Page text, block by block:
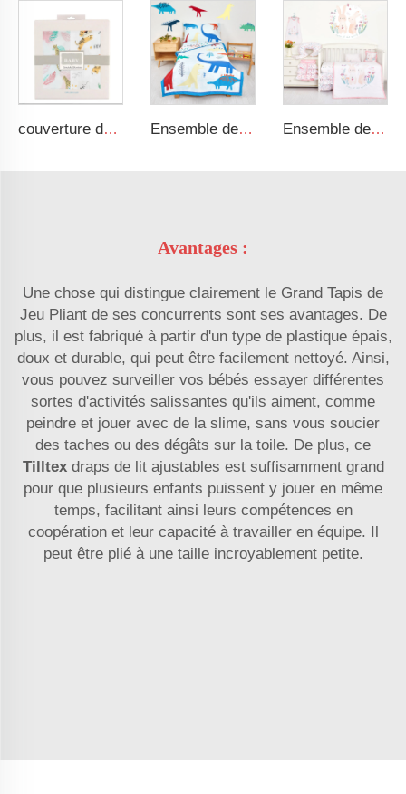
couverture de sécurité en coton 100 % douce et respirante, couverture en museline pour emmailloter bébé Ensemble de literie pour enfant avec motif dinosaure pour bébé garçon Ensemble de literie pour bébé de luxe à thème de lapin cartoon, ensemble de literie pour nouveau-né fille
Avantages :
Une chose qui distingue clairement le Grand Tapis de
Jeu Pliant de ses concurrents sont ses avantages. De
plus, il est fabriqué à partir d'un type de plastique épais,
doux et durable, qui peut être facilement nettoyé. Ainsi,
vous pouvez surveiller vos bébés essayer différentes
sortes d'activités salissantes qu'ils aiment, comme
peindre et jouer avec de la slime, sans vous soucier
des taches ou des dégâts sur la toile. De plus, ce
Tilltex draps de lit ajustables est suffisamment grand
pour que plusieurs enfants puissent y jouer en même
temps, facilitant ainsi leurs compétences en
coopération et leur capacité à travailler en équipe. Il
peut être plié à une taille incroyablement petite.